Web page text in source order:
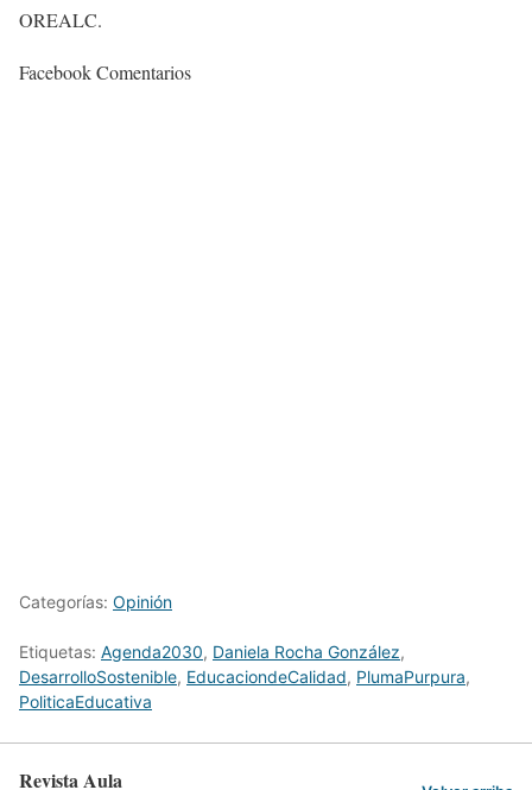
OREALC.
Facebook Comentarios
Categorías: Opinión
Etiquetas: Agenda2030, Daniela Rocha González,
DesarrolloSostenible, EducaciondeCalidad, PlumaPurpura,
PoliticaEducativa
Revista Aula